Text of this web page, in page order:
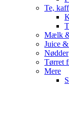
Te,
Mælk
Juice
Nødder
Tørret
Mere